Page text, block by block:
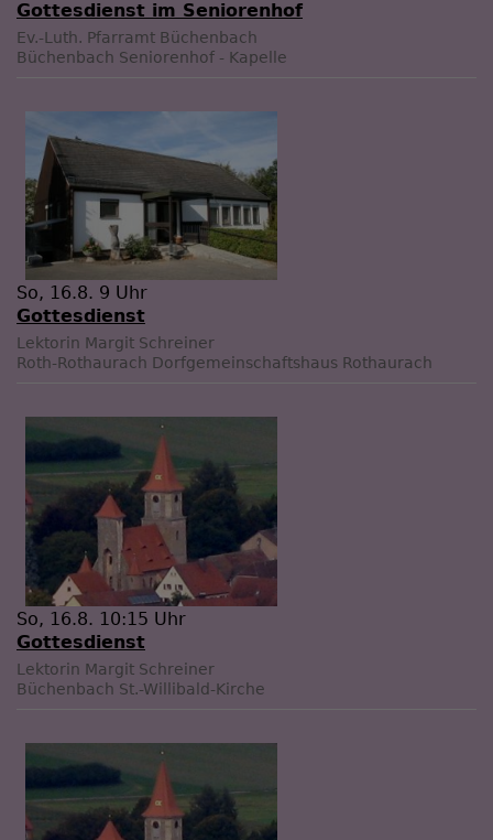
Gottesdienst im Seniorenhof
Ev.-Luth. Pfarramt Büchenbach
Büchenbach Seniorenhof - Kapelle
So, 16.8. 9 Uhr
Gottesdienst
Lektorin Margit Schreiner
Roth-Rothaurach Dorfgemeinschaftshaus Rothaurach
So, 16.8. 10:15 Uhr
Gottesdienst
Lektorin Margit Schreiner
Büchenbach St.-Willibald-Kirche